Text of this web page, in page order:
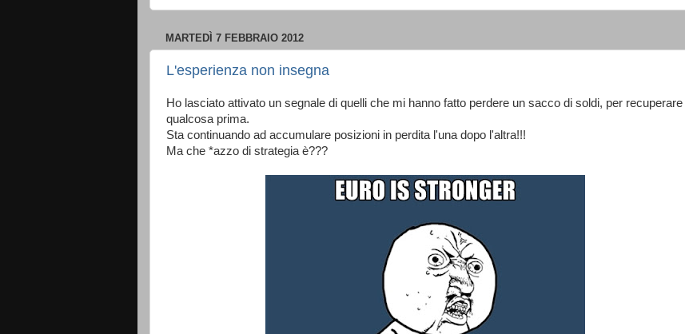
MARTEDÌ 7 FEBBRAIO 2012
L'esperienza non insegna
Ho lasciato attivato un segnale di quelli che mi hanno fatto perdere un sacco di soldi, per recuperare
qualcosa prima.
Sta continuando ad accumulare posizioni in perdita l'una dopo l'altra!!!
Ma che *azzo di strategia è???